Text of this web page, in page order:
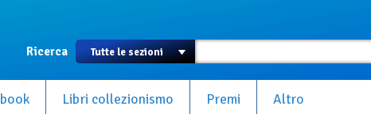
Ricerca
Libri collezionismo Premi Altro